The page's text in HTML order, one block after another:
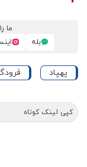
ما
بله
پهپاد
کپی لینک کوتاه